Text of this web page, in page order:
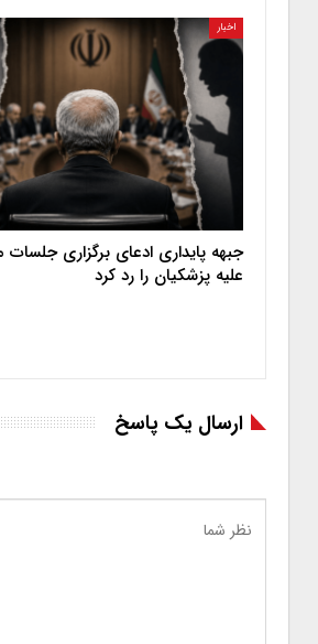
اخبار
جبهه پایداری ادعای برگزاری جلسات
علیه پزشکیان را رد کرد
ارسال یک پاسخ